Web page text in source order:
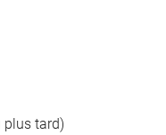
plus tard)